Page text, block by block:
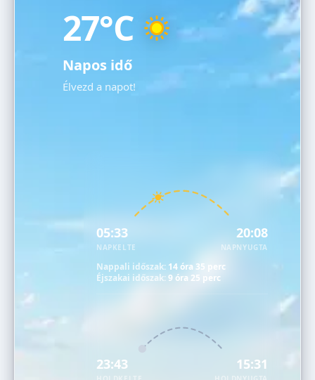
27°C
Napos idő
Élvezd a napot!
05:33
NAPKELTE
20:08
NAPNYUGTA
Nappali időszak: 14 óra 35 perc
Éjszakai időszak:9 óra 25 perc
23:43 15:31